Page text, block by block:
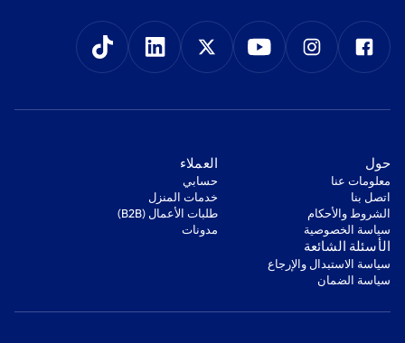
‫حول‬
معلومات عنا
اتصل بنا
‫الشروط والأحكام‬
‫سياسة الخصوصية‬
‫العملاء‬
‫حسابي‬
‫خدمات المنزل‬
‫طلبات الأعمال (B2B)‬
مدونات
‫الأسئلة الشائعة‬
‫سياسة الاستبدال والإرجاع‬
‫سياسة الضمان‬